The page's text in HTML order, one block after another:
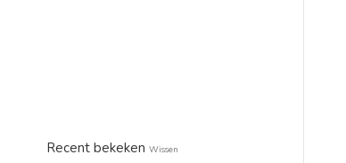
Recent bekeken Wissen